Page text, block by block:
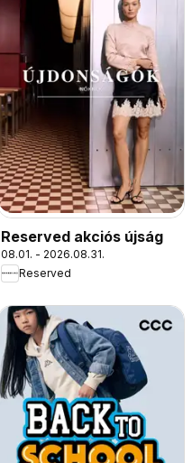
Reserved akciós újság
08.01. - 2026.08.31.
Reserved